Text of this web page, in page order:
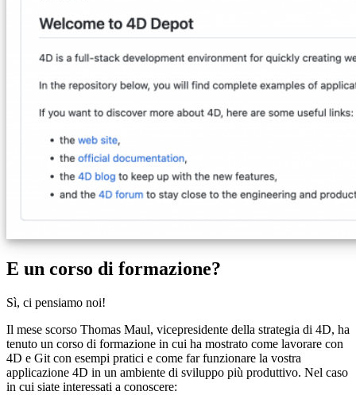
E un corso di formazione?
Sì, ci pensiamo noi!
Il mese scorso Thomas Maul, vicepresidente della strategia di 4D, ha
tenuto un corso di formazione in cui ha mostrato come lavorare con
4D e Git con esempi pratici e come far funzionare la vostra
applicazione 4D in un ambiente di sviluppo più produttivo. Nel caso
in cui siate interessati a conoscere: